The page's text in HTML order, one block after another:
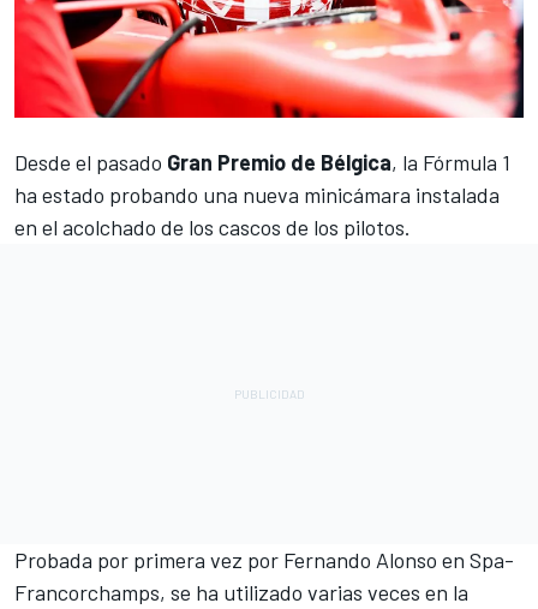
Desde el pasado Gran Premio de Bélgica, la Fórmula 1
ha estado probando una nueva minicámara instalada
en el acolchado de los cascos de los pilotos.
Probada por primera vez por Fernando Alonso en Spa-
Francorchamps, se ha utilizado varias veces en la